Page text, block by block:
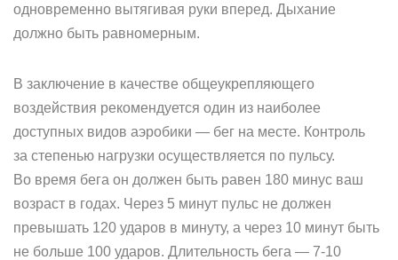
одновременно вытягивая руки вперед. Дыхание
должно быть равномерным.
В заключение в качестве общеукрепляющего
воздействия рекомендуется один из наиболее
доступных видов аэробики — бег на месте. Контроль
за степенью нагрузки осуществляется по пульсу.
Во время бега он должен быть равен 180 минус ваш
возраст в годах. Через 5 минут пульс не должен
превышать 120 ударов в минуту, а через 10 минут быть
не больше 100 ударов. Длительность бега — 7-10